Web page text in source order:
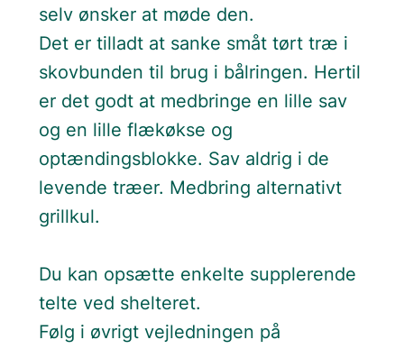
selv ønsker at møde den.
Det er tilladt at sanke småt tørt træ i
skovbunden til brug i bålringen. Hertil
er det godt at medbringe en lille sav
og en lille flækøkse og
optændingsblokke. Sav aldrig i de
levende træer. Medbring alternativt
grillkul.
Du kan opsætte enkelte supplerende
telte ved shelteret.
Følg i øvrigt vejledningen på